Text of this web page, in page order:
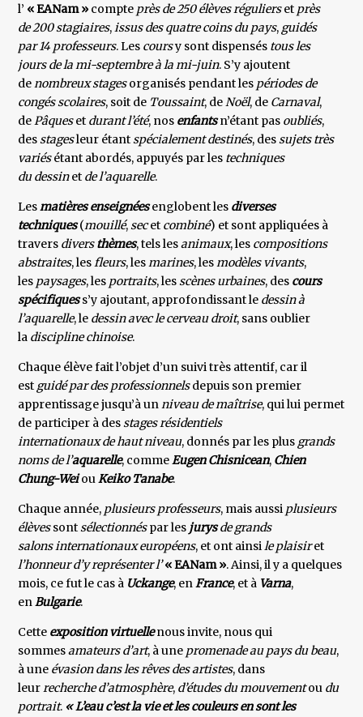
l’ « EANam » compte près de 250 élèves régulierset près
de 200 stagiaires,issus des quatre coins du pays, guidés
par 14 professeurs. Les coursy sont dispensés tous les
jours de la mi-septembre à la mi-juin. S’y ajoutent
denombreux stagesorganisés pendant les périodes de
congés scolaires, soit de Toussaint, deNoël, de Carnaval,
dePâqueset durant l’été, nos enfantsn’étant pas oubliés,
desstagesleur étantspécialement destinés, dessujets très
variésétant abordés, appuyés par les techniques
du dessinet de l’aquarelle.
Lesmatières enseignéesenglobent les diverses
techniques(mouillé,secet combiné) et sont appliquées à
travers diversthèmes, tels lesanimaux, les compositions
abstraites, lesfleurs, lesmarines, lesmodèles vivants,
les paysages, les portraits, lesscènes urbaines, des cours
spécifiquess’y ajoutant, approfondissant le dessin à
l’aquarelle, le dessin avec le cerveau droit, sans oublier
la discipline chinoise.
Chaque élève fait l’objet d’un suivi très attentif, car il
est guidé par des professionnelsdepuis son premier
apprentissage jusqu’à unniveau de maîtrise, qui lui permet
de participer à desstages résidentiels
internationaux de haut niveau, donnés par les plus grands
noms de l’aquarelle, commeEugen Chisnicean, Chien
Chung-WeiouKeiko Tanabe.
Chaque année, plusieurs professeurs, mais aussi plusieurs
élèvessontsélectionnéspar les jurysde grands
salons internationaux européens, et ont ainsile plaisiret
l’honneur d’y représenter l’« EANam ». Ainsi, il y a quelques
mois, ce fut le cas à Uckange, enFrance, et à Varna,
enBulgarie.
Cette exposition virtuellenous invite, nous qui
sommesamateurs d’art, à une promenade au pays du beau,
à une évasion dans les rêves des artistes, dans
leurrecherche d’atmosphère, d’études du mouvementou du
portrait. « L’eau c’est la vie et les couleurs en sont les